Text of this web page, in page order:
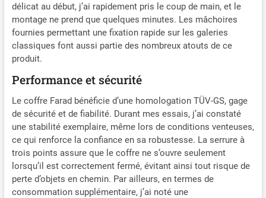
délicat au début, j’ai rapidement pris le coup de main, et le
montage ne prend que quelques minutes. Les mâchoires
fournies permettant une fixation rapide sur les galeries
classiques font aussi partie des nombreux atouts de ce
produit.
Performance et sécurité
Le coffre Farad bénéficie d’une homologation TÜV-GS, gage
de sécurité et de fiabilité. Durant mes essais, j’ai constaté
une stabilité exemplaire, même lors de conditions venteuses,
ce qui renforce la confiance en sa robustesse. La serrure à
trois points assure que le coffre ne s’ouvre seulement
lorsqu’il est correctement fermé, évitant ainsi tout risque de
perte d’objets en chemin. Par ailleurs, en termes de
consommation supplémentaire, j’ai noté une